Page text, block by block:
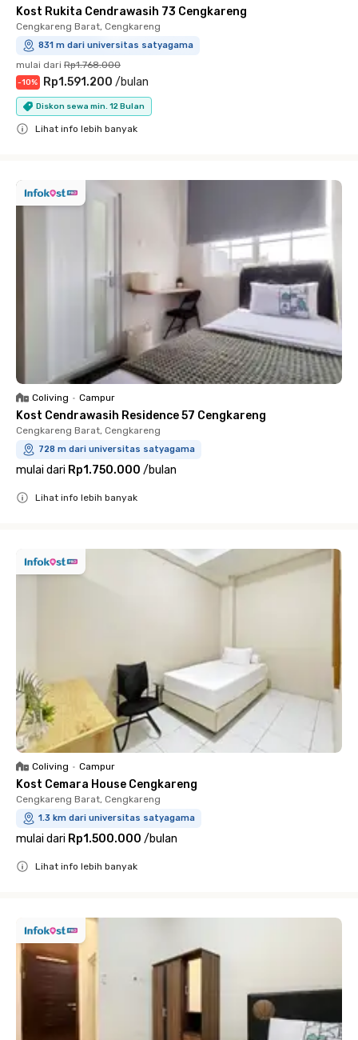
Kost Rukita Cendrawasih 73 Cengkareng
Cengkareng Barat, Cengkareng
831 m dari universitas satyagama
mulai dari Rp1.768.000
-10% Rp1.591.200 /bulan
Diskon sewa min. 12 Bulan
Lihat info lebih banyak
Coliving • Campur
Kost Cendrawasih Residence 57 Cengkareng
Cengkareng Barat, Cengkareng
728 m dari universitas satyagama
mulai dari Rp1.750.000 /bulan
Lihat info lebih banyak
Coliving • Campur
Kost Cemara House Cengkareng
Cengkareng Barat, Cengkareng
1.3 km dari universitas satyagama
mulai dari Rp1.500.000 /bulan
Lihat info lebih banyak